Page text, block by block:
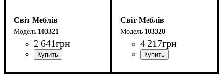
Світ Меблів
103321
2 641грн
Світ Меблів
103320
4 217грн